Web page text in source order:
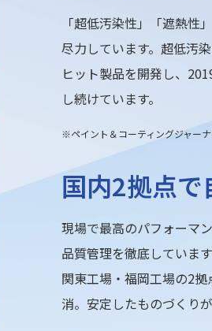
「超低汚染性」「遮熱性
尽力しています。超低汚
ヒット製品を開発し、
し続けています。
※ペイント＆コーティングジャー
国内2拠点で
現場で最高のパフォーマ
品質管理を徹底していま
関東工場・福岡工場の2
消。安定したものづくり